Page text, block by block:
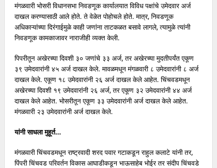
मंगळवारी भोसरी विधानसभा निवडणूक कार्यालयात विविध पक्षांचे उमेदवार अर्ज
दाखल करण्यासाठी आले होते. ते वेळेत पोहोचले होते. मात्र, निवडणूक
अधिकाऱ्यांच्या दिरंगाईमुळे काही जणांना ताटकळत बसावे लागले, त्यामुळे त्यांनी
निवडणूक कामकाजावर नाराजीही व्यक्त केली.
पिपरीतून अखेरच्या दिवशी ३० जणांचे ३३ अर्ज, तर अखेरच्या मुदतीपर्यंत एकूण
३९ उमेदवारांनी ४५ अर्ज दाखल केले. मावळमधून मंगळवारी ८ उमेदवारांनी ८ अर्ज
दाखल केले. एकूण १८ उमेदवारांनी २६ अर्ज दाखल केले आहेत. चिंचवडमधून
अखेरच्या दिवशी १९ उमेदवारांनी २६ अर्ज, तर एकूण ३२ उमेदवारांनी ४४ अर्ज
दाखल केले आहेत. भोसरीतून एकूण ३३ उमेदवारांनी अर्ज दाखल केले आहेत.
मंगळवारी २३ उमेदवारांनी अर्ज दाखल केले.
यांनी साधला मुहूर्त…
मंगळवारी चिंचवडमधून राष्ट्रवादी शरद पवार गटाकडून राहुल कलाटे यांनी तर,
पिंपरी चिंचवड परिवर्तन विकास आघाडीकडून भाऊसाहेब भोईर तर संदीप चिंचवडे